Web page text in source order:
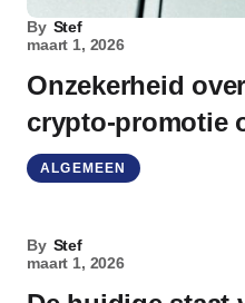
By Stef
maart 1, 2026
Onzekerheid
crypto-promotie
ALGEMEEN
By Stef
maart 1, 2026